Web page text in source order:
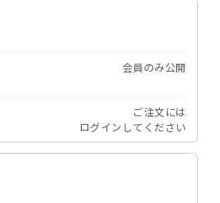
会員のみ公開
ご注文には
ログイン してください